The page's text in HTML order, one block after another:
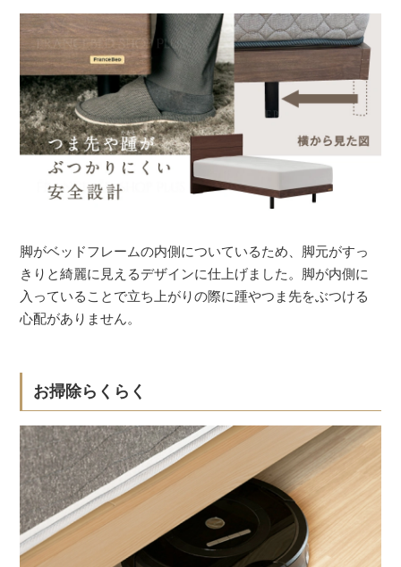
脚がベッドフレームの内側についているため、脚元がすっ
きりと綺麗に見えるデザインに仕上げました。脚が内側に
入っていることで立ち上がりの際に踵やつま先をぶつける
心配がありません。
お掃除らくらく